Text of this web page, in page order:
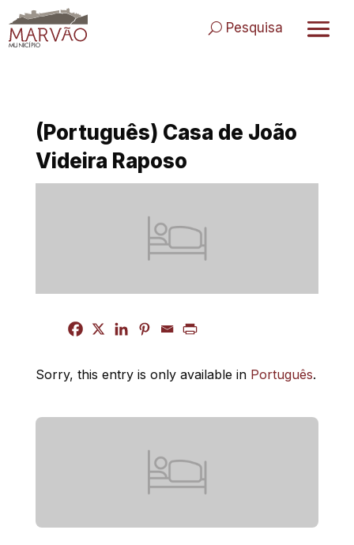
to
content
Pesquisa
(Português) Casa de João
Videira Raposo
Sorry, this entry is only available in Português.